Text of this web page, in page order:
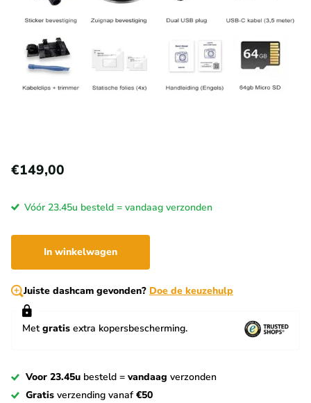
€149,00
Vóór 23.45u besteld = vandaag verzonden
In winkelwagen
Juiste dashcam gevonden? Doe de keuzehulp
Met gratis extra kopersbescherming.
Voor 23.45u besteld = vandaag verzonden
Gratis verzending vanaf €50